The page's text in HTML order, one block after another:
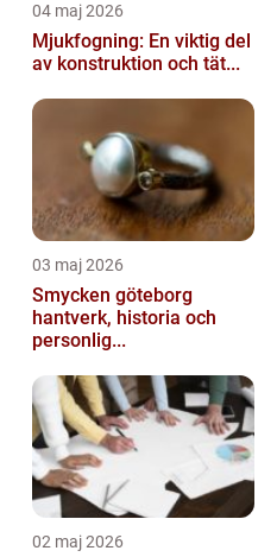
04 maj 2026
Mjukfogning: En viktig del
av konstruktion och tät...
03 maj 2026
Smycken göteborg
hantverk, historia och
personlig...
02 maj 2026